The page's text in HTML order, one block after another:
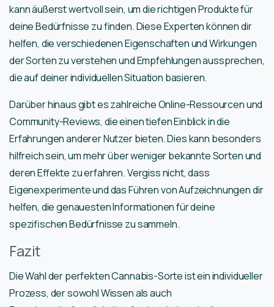
kann äußerst wertvoll sein, um die richtigen Produkte für
deine Bedürfnisse zu finden. Diese Experten können dir
helfen, die verschiedenen Eigenschaften und Wirkungen
der Sorten zu verstehen und Empfehlungen aussprechen,
die auf deiner individuellen Situation basieren.
Darüber hinaus gibt es zahlreiche Online-Ressourcen und
Community-Reviews, die einen tiefen Einblick in die
Erfahrungen anderer Nutzer bieten. Dies kann besonders
hilfreich sein, um mehr über weniger bekannte Sorten und
deren Effekte zu erfahren. Vergiss nicht, dass
Eigenexperimente und das Führen von Aufzeichnungen dir
helfen, die genauesten Informationen für deine
spezifischen Bedürfnisse zu sammeln.
Fazit
Die Wahl der perfekten Cannabis-Sorte ist ein individueller
Prozess, der sowohl Wissen als auch